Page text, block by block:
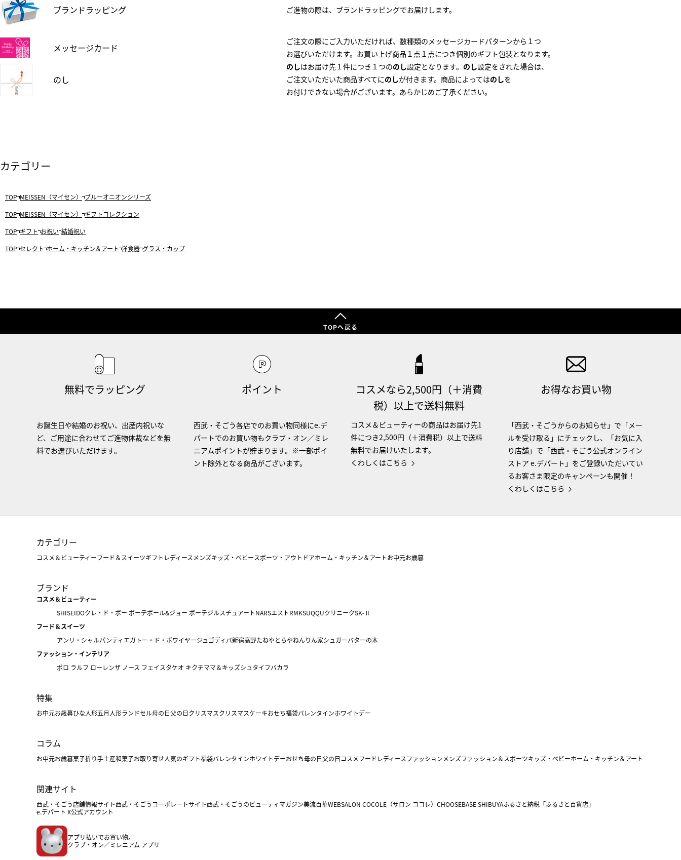
ブランドラッピング ご進物の際は、ブランドラッピングでお届けします。
メッセージカード
ご注文の際にご入力いただければ、数種類のメッセージカードパターンから１つ
お選びいただけます。お買い上げ商品１点１点につき個別のギフト包装となります。
のし
のしはお届け先１件につき１つののし設定となります。 のし設定をされた場合は、
ご注文いただいた商品すべてにのしが付きます。商品によってはのしを
お付けできない場合がございます。あらかじめご了承ください。
カテゴリー
TOP MEISSEN（マイセン）
ブルーオニオンシリーズ
TOP MEISSEN（マイセン）
ギフトコレクション
TOP ギフト お祝い 結婚祝い
TOP セレクト ホーム・キッチン＆アート 洋食器 グラス・カップ
TOPへ戻る
無料でラッピング
お誕生日や結婚のお祝い、出産内祝いな
ど、ご用途に合わせてご進物体裁などを無
料でお選びいただけます。
ポイント
西武・そごう各店でのお買い物同様にe.デ
パートでのお買い物もクラブ・オン／ミレ
ニアムポイントが貯まります。※一部ポイ
ント除外となる商品がございます。
コスメなら2,500円（＋消費
税）以上で送料無料
コスメ＆ビューティーの商品はお届け先1
件につき2,500円（＋消費税）以上で送料
無料でお届けいたします。
くわしくはこちら
お得なお買い物
「西武・そごうからのお知らせ」で「メー
ルを受け取る」にチェックし、「お気に入
り店舗」で「西武・そごう公式オンライン
ストア e.デパート」をご登録いただいてい
るお客さま限定のキャンペーンも開催！
くわしくはこちら
カテゴリー
コスメ＆ビューティーフード＆スイーツギフト レディース メンズキッズ・ベビースポーツ・アウトドアホーム・キッチン＆アートお中元お歳暮
ブランド
コスメ＆ビューティー
SHISEIDOクレ・ド・ポー ボーテポール&ジョー ボーテジルスチュアートNARSエストRMKSUQQUクリニークSK-Ⅱ
フード＆スイーツ
アンリ・シャルパンティエガトー・ド・ボワイヤージュ ゴディバ新宿高野たねやとらやねんりん家シュガーバターの木
ファッション・インテリア
ポロ ラルフ ローレンザ ノース フェイスタケオ キクチママ＆キッズシュタイフバカラ
特集
お中元お歳暮ひな人形五月人形ランドセル母の日父の日クリスマスクリスマスケーキおせち福袋バレンタインホワイトデー
コラム
お中元お歳暮菓子折り手土産和菓子お取り寄せ人気のギフト福袋バレンタインホワイトデーおせち母の日父の日 コスメフードレディースファッションメンズファッション＆スポーツキッズ・ベビーホーム・キッチン＆アート
関連サイト
西武・そごう店舗情報サイト西武・そごうコーポレートサイト西武・そごうのビューティマガジン美流百華WEBSALON COCOLE（サロン ココレ） CHOOSEBASE SHIBUYAふるさと納税「ふるさと百貨店」
e.デパート X公式アカウント
アプリ払いでお買い物。
クラブ・オン／ミレニアム アプリ